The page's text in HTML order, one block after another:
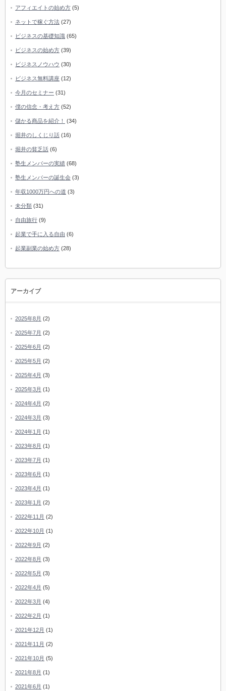
アフィエイトの始め方 (5)
ネットで稼ぐ方法 (27)
ビジネスの基礎知識 (65)
ビジネスの始め方 (39)
ビジネスノウハウ (30)
ビジネス無料講座 (12)
今月のセミナー (31)
僕の信念・考え方 (52)
儲かる商品を紹介！ (34)
堀井のしくじり話 (16)
堀井の貧乏話 (6)
塾生メンバーの実績 (68)
塾生メンバーの誕生会 (3)
年収1000万円への道 (3)
未分類 (31)
自由旅行 (9)
起業で手に入る自由 (6)
起業副業の始め方 (28)
アーカイブ
2025年8月 (2)
2025年7月 (2)
2025年6月 (2)
2025年5月 (2)
2025年4月 (3)
2025年3月 (1)
2024年4月 (2)
2024年3月 (3)
2024年1月 (1)
2023年8月 (1)
2023年7月 (1)
2023年6月 (1)
2023年4月 (1)
2023年1月 (2)
2022年11月 (2)
2022年10月 (1)
2022年9月 (2)
2022年8月 (3)
2022年5月 (3)
2022年4月 (5)
2022年3月 (4)
2022年2月 (1)
2021年12月 (1)
2021年11月 (2)
2021年10月 (5)
2021年8月 (1)
2021年6月 (1)